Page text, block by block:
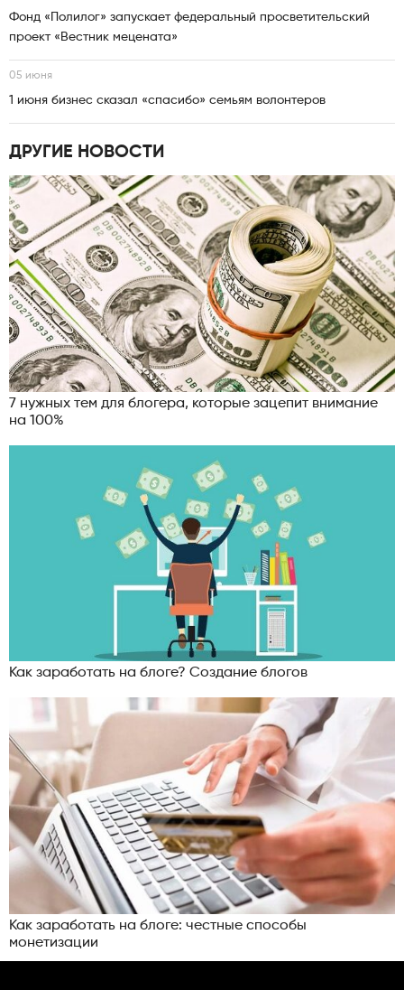
Фонд «Полилог» запускает федеральный просветительский
проект «Вестник мецената»
05 июня
1 июня бизнес сказал «спасибо» семьям волонтеров
ДРУГИЕ НОВОСТИ
7 нужных тем для блогера, которые зацепит внимание
на 100%
Как заработать на блоге? Создание блогов
Как заработать на блоге: честные способы
монетизации